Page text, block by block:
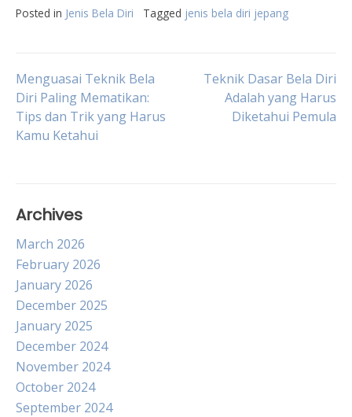
Posted in Jenis Bela Diri Tagged jenis bela diri jepang
Post
navigation
Menguasai Teknik Bela
Diri Paling Mematikan:
Tips dan Trik yang Harus
Kamu Ketahui
Teknik Dasar Bela Diri
Adalah yang Harus
Diketahui Pemula
Archives
March 2026
February 2026
January 2026
December 2025
January 2025
December 2024
November 2024
October 2024
September 2024